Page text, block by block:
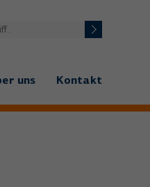
uns Kontakt